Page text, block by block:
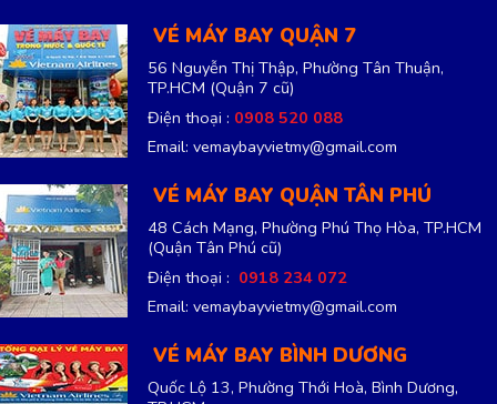
VÉ MÁY BAY QUẬN 7
56 Nguyễn Thị Thập, Phường Tân Thuận,
TP.HCM (Quận 7 cũ)
Điện thoại : 0908 520 088
Email: vemaybayvietmy@gmail.com
VÉ MÁY BAY QUẬN TÂN PHÚ
48 Cách Mạng, Phường Phú Thọ Hòa, TP.HCM
(Quận Tân Phú cũ)
Điện thoại : 0918 234 072
Email: vemaybayvietmy@gmail.com
VÉ MÁY BAY BÌNH DƯƠNG
Quốc Lộ 13, Phường Thới Hoà, Bình Dương,